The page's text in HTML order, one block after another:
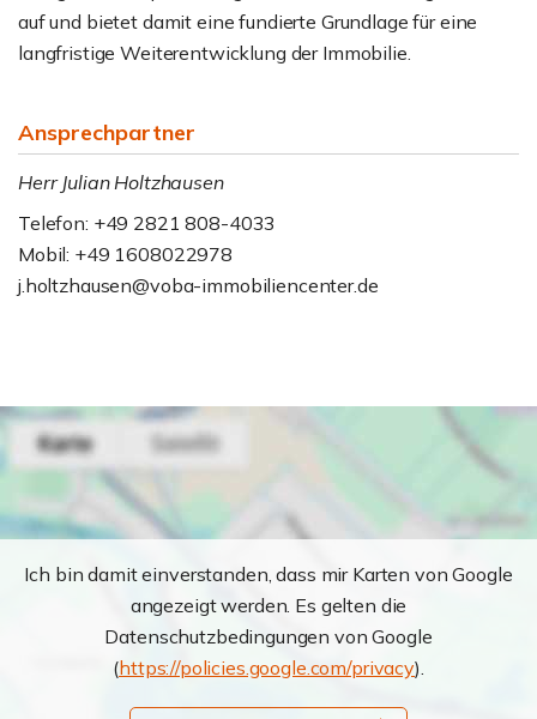
auf und bietet damit eine fundierte Grundlage für eine
langfristige Weiterentwicklung der Immobilie.
Ansprechpartner
Herr Julian Holtzhausen
Telefon: +49 2821 808-4033
Mobil: +49 1608022978
j.holtzhausen@voba-immobiliencenter.de
Ich bin damit einverstanden, dass mir Karten von Google
angezeigt werden. Es gelten die
Datenschutzbedingungen von Google
(https://policies.google.com/privacy).